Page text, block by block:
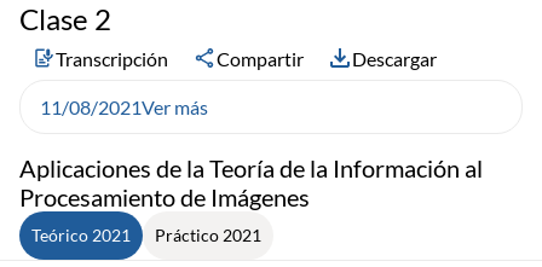
Aplicaciones de la Teoría de la Información al
Procesamiento de Imágenes
Teórico 2021 Práctico 2021
Clase 2
Transcripción Compartir Descargar
11/08/2021Ver más